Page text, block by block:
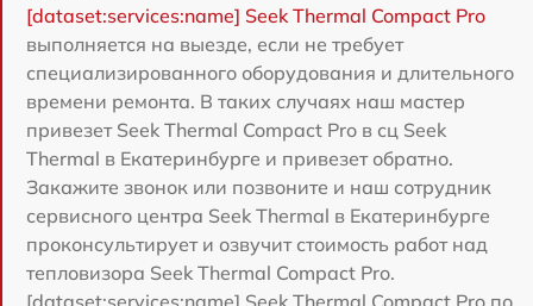
[dataset:services:name] Seek Thermal Compact Pro
выполняется на выезде, если не требует
специализированного оборудования и длительного
времени ремонта. В таких случаях наш мастер
привезет Seek Thermal Compact Pro в сц Seek
Thermal в Екатеринбурге и привезет обратно.
Закажите звонок или позвоните и наш сотрудник
сервисного центра Seek Thermal в Екатеринбурге
проконсультирует и озвучит стоимость работ над
тепловизора Seek Thermal Compact Pro.
[dataset:services:name] Seek Thermal Compact Pro по